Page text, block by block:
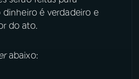
X
dinheiro é verdadeiro e
do ato.
abaixo: